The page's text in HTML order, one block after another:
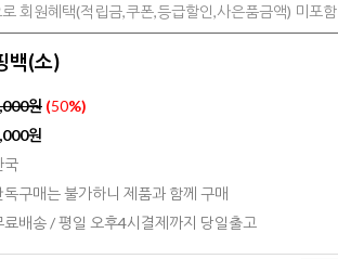
회원혜택(적립금,쿠폰,등급할인,사은품금액) 미포함
백(소)
원 (50%)
원
국
독구매는 불가하니 제품과 함께 구매
료배송 / 평일 오후4시결제까지 당일출고